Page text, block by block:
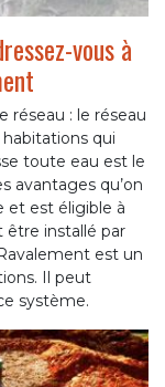
vous à
réseau : le réseau
qui
toute eau est le
avantages qu’on
et est éligible à
être installé par
est un
Il peut
système.